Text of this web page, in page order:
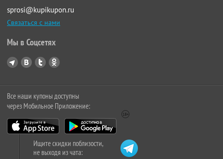
sprosi@kupikupon.ru
Связаться с нами
Мы в Соцсетях
Все наши купоны доступны
через Мобильное Приложение:
Ищите скидки поблизости,
не выходя из чата: